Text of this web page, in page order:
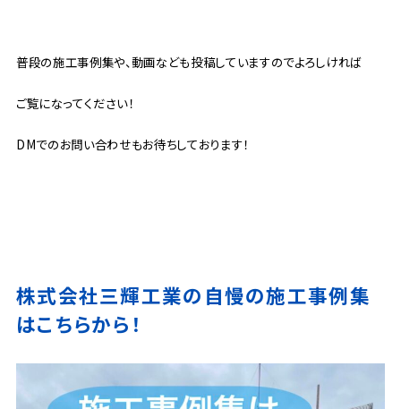
普段の施工事例集や、動画なども投稿していますのでよろしければ
ご覧になってください！
DMでのお問い合わせもお待ちしております！
株式会社三輝工業の自慢の施工事例集
はこちらから！